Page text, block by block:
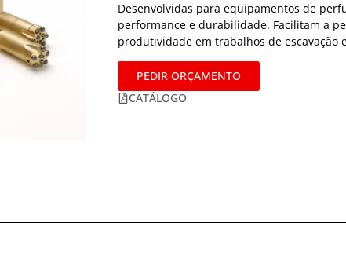
Desenvolvidas para equipamentos de
performance e durabilidade. Facilitam a
produtividade em trabalhos de escavação
PEDIR ORÇAMENTO
CATÁLOGO